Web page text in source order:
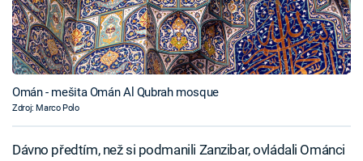
Omán - mešita Omán Al Qubrah mosque
Zdroj: Marco Polo
Dávno předtím, než si podmanili Zanzibar, ovládali Ománci